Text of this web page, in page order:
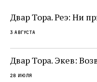
Двар Тора. Реэ: Ни
3 августа
Двар Тора. Экев:
28 июля